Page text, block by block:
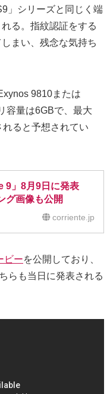
」シリーズと同じく端
る。指紋認証をする
まい、残念な気持ち
9810または
容量は6GBで、最大
ると予想されてい
9」8月9日に発表
画像も公開
corriente.jp
ビーを公開しており、
らも当日に発表される